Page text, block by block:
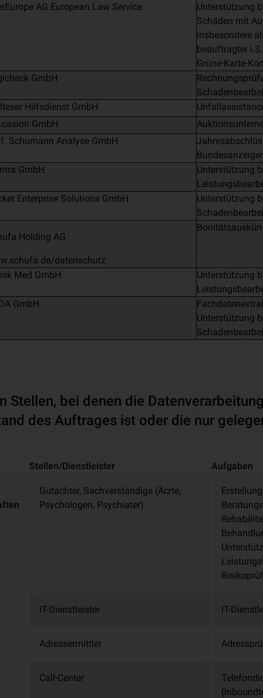
AG European Law Service
Unterstützung
Schäden mit
insbesondere
beauftragter
Grüne-Karte-
GmbH
Hilfsdienst GmbH
GmbH
Schumann Analyse GmbH
Bundesanzeiger
GmbH
Unterstützung
Enterprise Solutions GmbH
Unterstützung
Holding AG
datenschutz
Med GmbH
Unterstützung
GmbH
Unterstützung
Stellen, bei denen die
des Auftrages ist oder die nur
Stellen/Dienstleister Aufgaben
Gutachter, Sachverständige (Ärzte,
Psychologen, Psychiater)
IT-Dienstleister IT-
Adressermittler
Call-Center